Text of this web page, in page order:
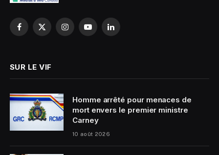
Facebook
X
InstagramYouTubeLinkedIn
SUR LE VIF
Homme arrêté pour menaces de
mort envers le premier ministre
Carney
10 août 2026